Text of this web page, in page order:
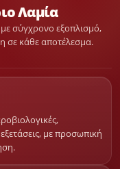
Λαμία
σύγχρονο εξοπλισμό,
σε κάθε αποτέλεσμα.
με προσωπική